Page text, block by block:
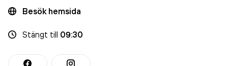
Besök hemsida
Stängt till 09:30